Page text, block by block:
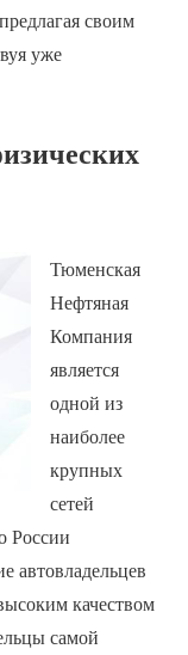
своим
уже
Тюменская
Нефтяная
Компания
является
одной из
наиболее
крупных
сетей
России
автовладельцев
качеством
самой